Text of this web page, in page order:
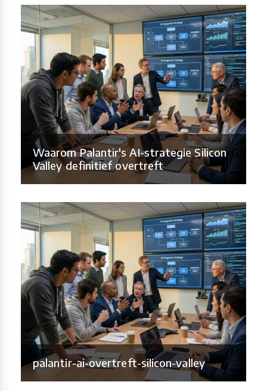
Waarom Palantir's AI-strategie Silicon
Valley definitief overtreft
palantir-ai-overtreft-silicon-valley